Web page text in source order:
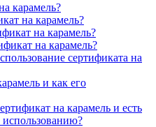
карамель?
на карамель?
на карамель?
на карамель?
сертификата на
и как его
на карамель и есть